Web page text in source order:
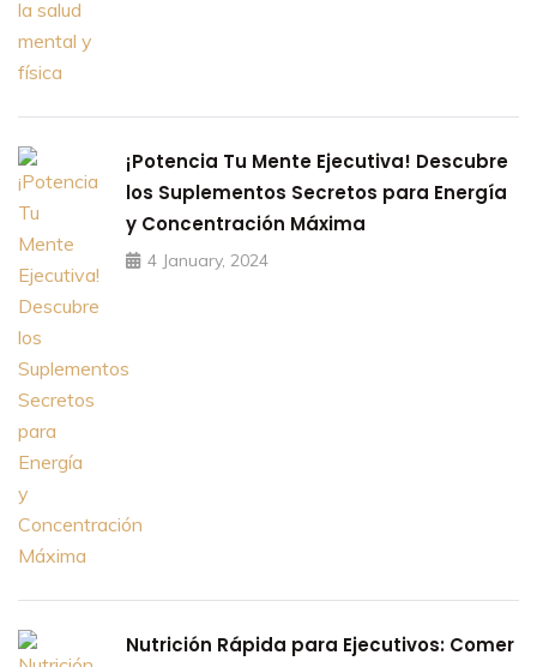
¡Potencia Tu Mente Ejecutiva! Descubre
los Suplementos Secretos para Energía
y Concentración Máxima
4 January, 2024
Nutrición Rápida para Ejecutivos: Comer